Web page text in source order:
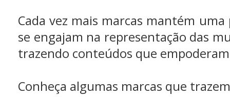
Cada vez mais marcas mantém uma
se engajam na representação das
trazendo conteúdos que
Conheça algumas marcas que